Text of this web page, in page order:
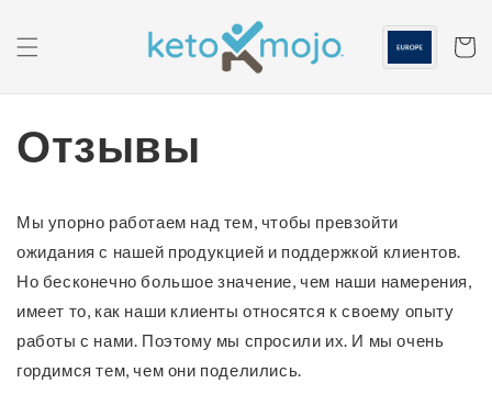
содержанию
Отзывы
Мы упорно работаем над тем, чтобы превзойти
ожидания с нашей продукцией и поддержкой клиентов.
Но бесконечно большое значение, чем наши намерения,
имеет то, как наши клиенты относятся к своему опыту
работы с нами. Поэтому мы спросили их. И мы очень
гордимся тем, чем они поделились.